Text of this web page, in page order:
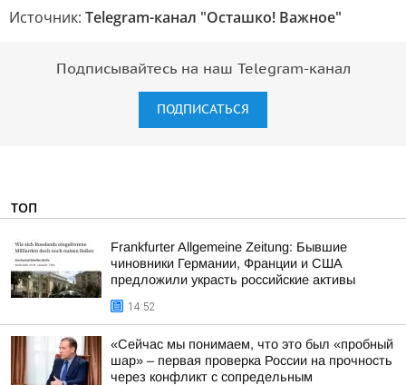
Источник: Telegram-канал "Осташко! Важное"
Подписывайтесь на наш Telegram-канал
ПОДПИСАТЬСЯ
ТОП
Frankfurter Allgemeine Zeitung: Бывшие
чиновники Германии, Франции и США
предложили украсть российские активы
14:52
«Сейчас мы понимаем, что это был «пробный
шар» – первая проверка России на прочность
через конфликт с сопредельным